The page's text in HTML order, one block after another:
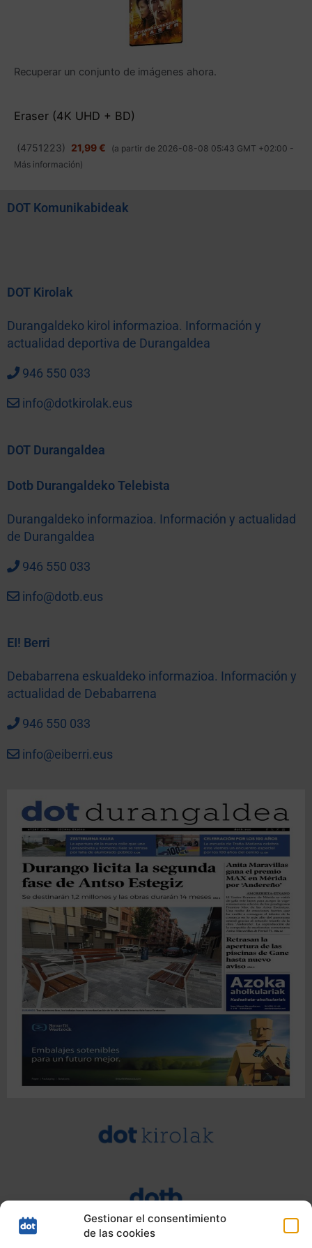
Gestionar el consentimiento
de las cookies
Recuperar un conjunto de imágenes ahora.
Eraser (4K UHD + BD)
(4751223) 21,99 €
(a partir de 2026-08-08 05:43 GMT +02:00 -
Más información)
DOT Komunikabideak
DOT Kirolak
Durangaldeko kirol informazioa. Información y
actualidad deportiva de Durangaldea
946 550 033
info@dotkirolak.eus
DOT Durangaldea
Dotb Durangaldeko Telebista
Durangaldeko informazioa. Información y actualidad
de Durangaldea
946 550 033
info@dotb.eus
EI! Berri
Debabarrena eskualdeko informazioa. Información y
actualidad de Debabarrena
946 550 033
info@eiberri.eus